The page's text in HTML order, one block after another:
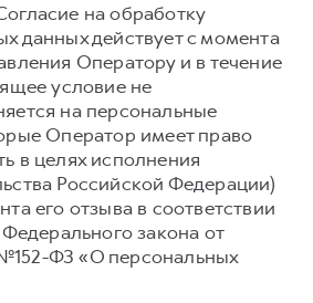
на обработку
данных действует с момента
Оператору и в течение
условие не
на персональные
Оператор имеет право
в целях исполнения
Российской Федерации)
его отзыва в соответствии
Федерального закона от
№152-ФЗ «О персональных